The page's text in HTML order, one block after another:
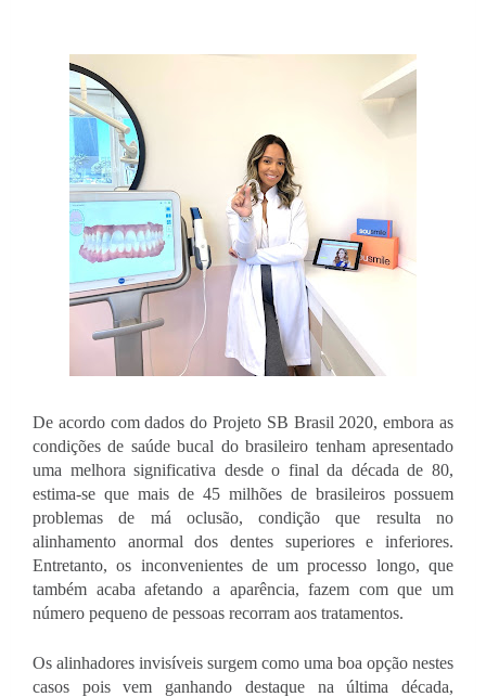
De acordo com dados do Projeto SB Brasil 2020, embora as
condições de saúde bucal do brasileiro tenham apresentado
uma melhora significativa desde o final da década de 80,
estima-se que mais de 45 milhões de brasileiros possuem
problemas de má oclusão, condição que resulta no
alinhamento anormal dos dentes superiores e inferiores.
Entretanto, os inconvenientes de um processo longo, que
também acaba afetando a aparência, fazem com que um
número pequeno de pessoas recorram aos tratamentos.
Os alinhadores invisíveis surgem como uma boa opção nestes
casos pois vem ganhando destaque na última década,